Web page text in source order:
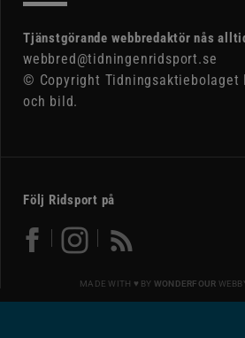
Tjänstgörande webbredaktör nås
webbred@tidningenridsport.se
© Copyright Tidningsaktiebolaget
och bild.
Följ Ridsport på
MADE WITH ♥ BY WONDERFOUR